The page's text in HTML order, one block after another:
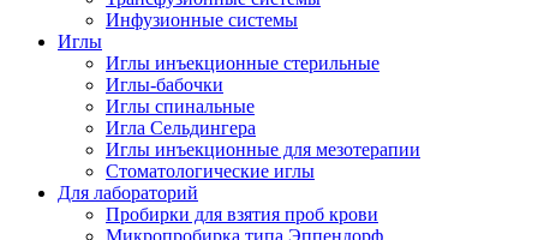
Инфузионные системы
Иглы
Иглы инъекционные стерильные
Иглы-бабочки
Иглы спинальные
Игла Сельдингера
Иглы инъекционные для мезотерапии
Стоматологические иглы
Для лабораторий
Пробирки для взятия проб крови
Микропробирка типа Эппендорф